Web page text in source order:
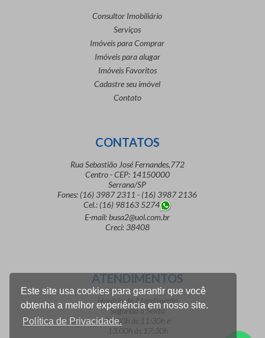
Este site usa cookies para garantir que você
obtenha a melhor experiência em nosso site.
Política de Privacidade.
Consultor Imobiliário
Serviços
Imóveis para Comprar
Imóveis para alugar
Imóveis Favoritos
Cadastre seu imóvel
Contato
CONTATOS
Rua Sebastião José Fernandes,772
Centro - CEP: 14150000
Serrana/SP
Fones: (16) 3987 2311 - (16) 3987 2136
Cel.: (16) 98163 5274
E-mail: busa2@uol.com.br
Creci: 38408
ATENDIMENTOS
Horário de Atendimento
Segunda a Sexta
07:30h às 11:30h e
13:00h às 17:30h